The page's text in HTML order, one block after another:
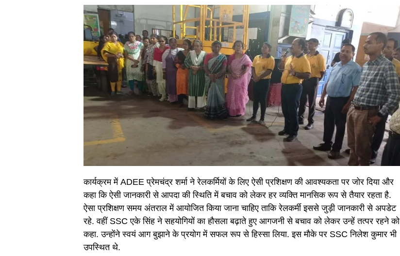
कार्यक्रम में ADEE प्रेमचंद्र शर्मा ने रेलकर्मियों के लिए ऐसी प्रशिक्षण की आवश्यकता पर जोर दिया और
कहा कि ऐसी जानकारी से आपदा की स्थिति में बचाव को लेकर हर व्यक्ति मानसिक रूप से तैयार रहता है.
ऐसा प्रशिक्षण समय अंतराल में आयोजित किया जाना चाहिए ताकि रेलकर्मी इससे जुड़ी जानकारी से अपडेट
रहे. वहीं SSC एके सिंह ने सहयोगियों का हौसला बढ़ाते हुए आगजनी से बचाव को लेकर उन्हें तत्पर रहने को
कहा. उन्होंने स्वयं आग बुझाने के प्रयोग में सफल रूप से हिस्सा लिया. इस मौके पर SSC निलेश कुमार भी
उपस्थित थे.